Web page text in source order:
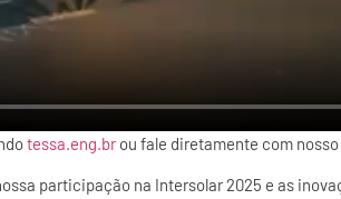
tessa.eng.br ou fale diretamente com
participação na Intersolar 2025 e as